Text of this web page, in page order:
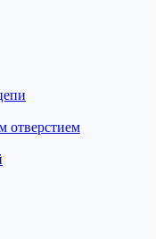
отверстием